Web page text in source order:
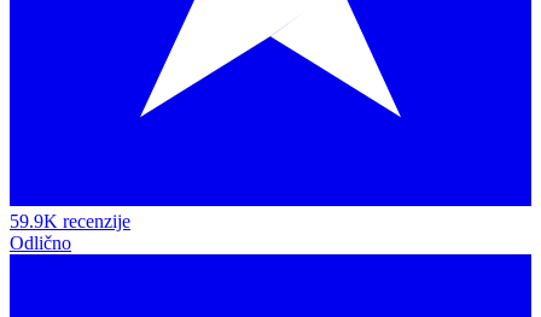
59.9K recenzije
Odlično